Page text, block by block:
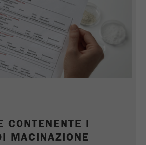
CONTENENTE I
MACINAZIONE